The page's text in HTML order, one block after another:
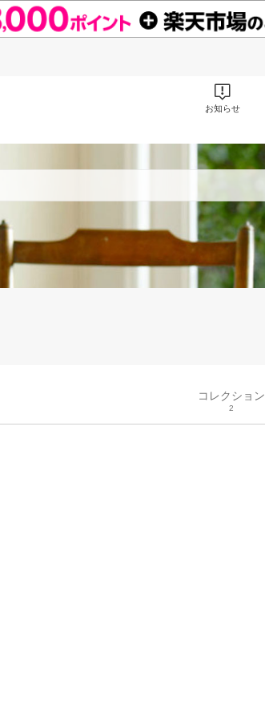
お知らせ
コレクション
2